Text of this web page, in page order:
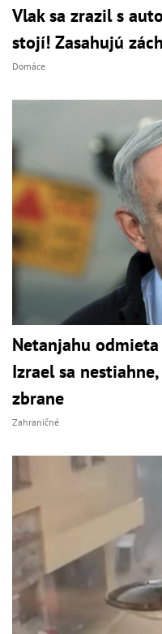
Vlak sa zrazil s
stojí! Zasahujú
Domáce
Netanjahu
Izrael sa
zbrane
Zahraničné